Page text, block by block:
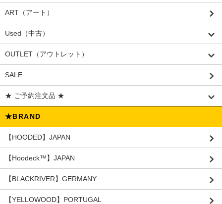
ART（アート）
Used（中古）
OUTLET（アウトレット）
SALE
★ ご予約注文品 ★
★BRAND
【HOODED】JAPAN
【Hoodeck™️】JAPAN
【BLACKRIVER】GERMANY
【YELLOWOOD】PORTUGAL